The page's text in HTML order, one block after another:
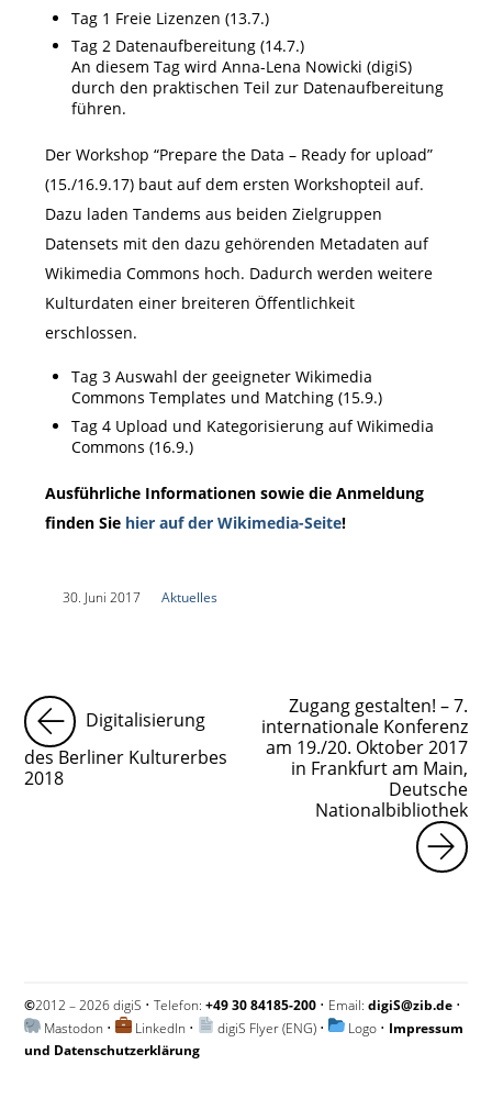
Tag 1 Freie Lizenzen (13.7.)
Tag 2 Datenaufbereitung (14.7.)
An diesem Tag wird Anna-Lena Nowicki (digiS)
durch den praktischen Teil zur Datenaufbereitung
führen.
Der Workshop “Prepare the Data – Ready for upload”
(15./16.9.17) baut auf dem ersten Workshopteil auf.
Dazu laden Tandems aus beiden Zielgruppen
Datensets mit den dazu gehörenden Metadaten auf
Wikimedia Commons hoch. Dadurch werden weitere
Kulturdaten einer breiteren Öffentlichkeit
erschlossen.
Tag 3 Auswahl der geeigneter Wikimedia
Commons Templates und Matching (15.9.)
Tag 4 Upload und Kategorisierung auf Wikimedia
Commons (16.9.)
Ausführliche Informationen sowie die Anmeldung
finden Sie hier auf der Wikimedia-Seite!
30. Juni 2017 Aktuelles
Digitalisierung
des Berliner Kulturerbes
2018
Zugang gestalten! – 7.
internationale Konferenz
am 19./20. Oktober 2017
in Frankfurt am Main,
Deutsche
Nationalbibliothek
©2012 – 2026 digiS • Telefon:+49 30 84185-200 • Email:digiS@zib.de •
Mastodon • LinkedIn • digiS Flyer (ENG) • Logo • Impressum
und Datenschutzerklärung